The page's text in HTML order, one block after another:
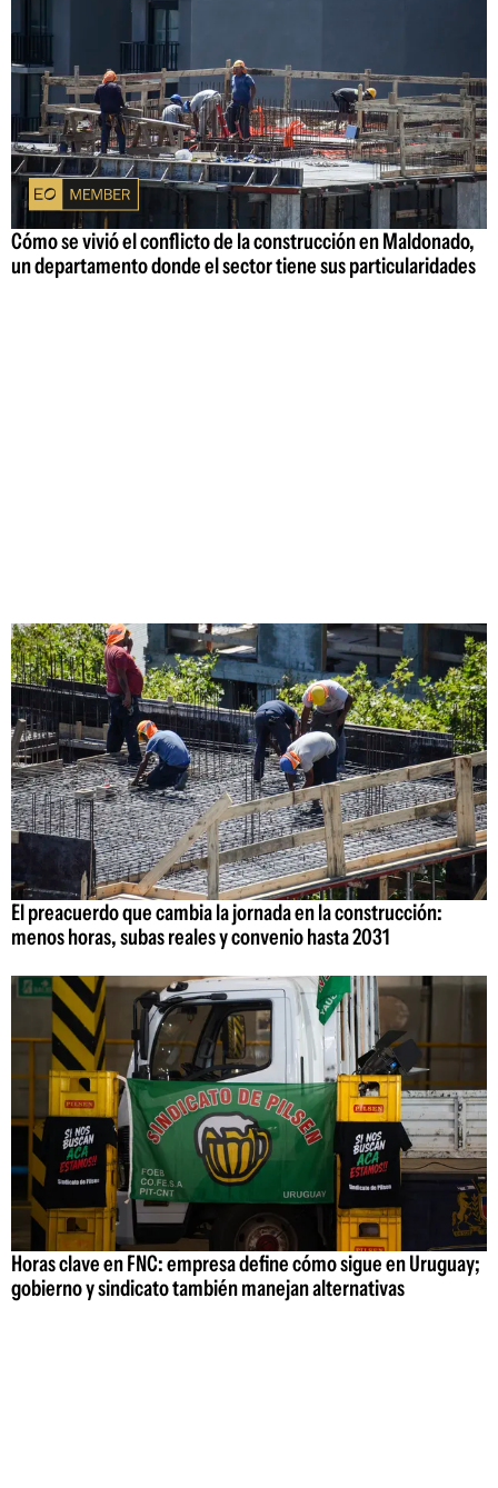
Cómo se vivió el conflicto de la construcción en Maldonado,
un departamento donde el sector tiene sus particularidades
El preacuerdo que cambia la jornada en la construcción:
menos horas, subas reales y convenio hasta 2031
Horas clave en FNC: empresa define cómo sigue en Uruguay;
gobierno y sindicato también manejan alternativas